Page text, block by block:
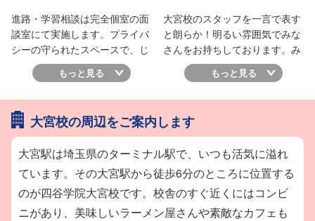
進路・学習相談は完全個室の面
談室にて実施します。プライバ
シーの守られたスペースで、じ
っくりプロの受験コンサルタン
トの先生に相談することができ
薦・総合型選抜の面接試験練習
や保護者のみなさまとの面談も
こちらの面談室にて行っていま
す。大学選びや進路、勉強方法
などの相談ができる専用の面談
室を複数ご用意しています。
もっと見る
大宮校のスタッフを一言で表す
と朗らか！明るい雰囲気でみな
さんをお持ちしております。み
なさんが行きたい大学に合格で
きるよう、予備校生活を全力で
もっと見る
大宮校の周辺をご案内します
大宮駅は埼玉県のターミナル駅で、いつも活気に溢れ
ています。その大宮駅から徒歩6分のところに位置する
のが四谷学院大宮校です。校舎のすぐ近くにはコンビ
ニがあり、美味しいラーメン屋さんや素敵なカフェも